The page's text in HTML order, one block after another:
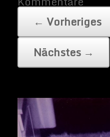
Baby liegt auf den Küchentisch